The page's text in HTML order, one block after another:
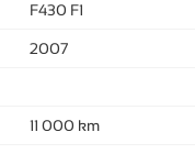
F430 F1
2007
11 000 km